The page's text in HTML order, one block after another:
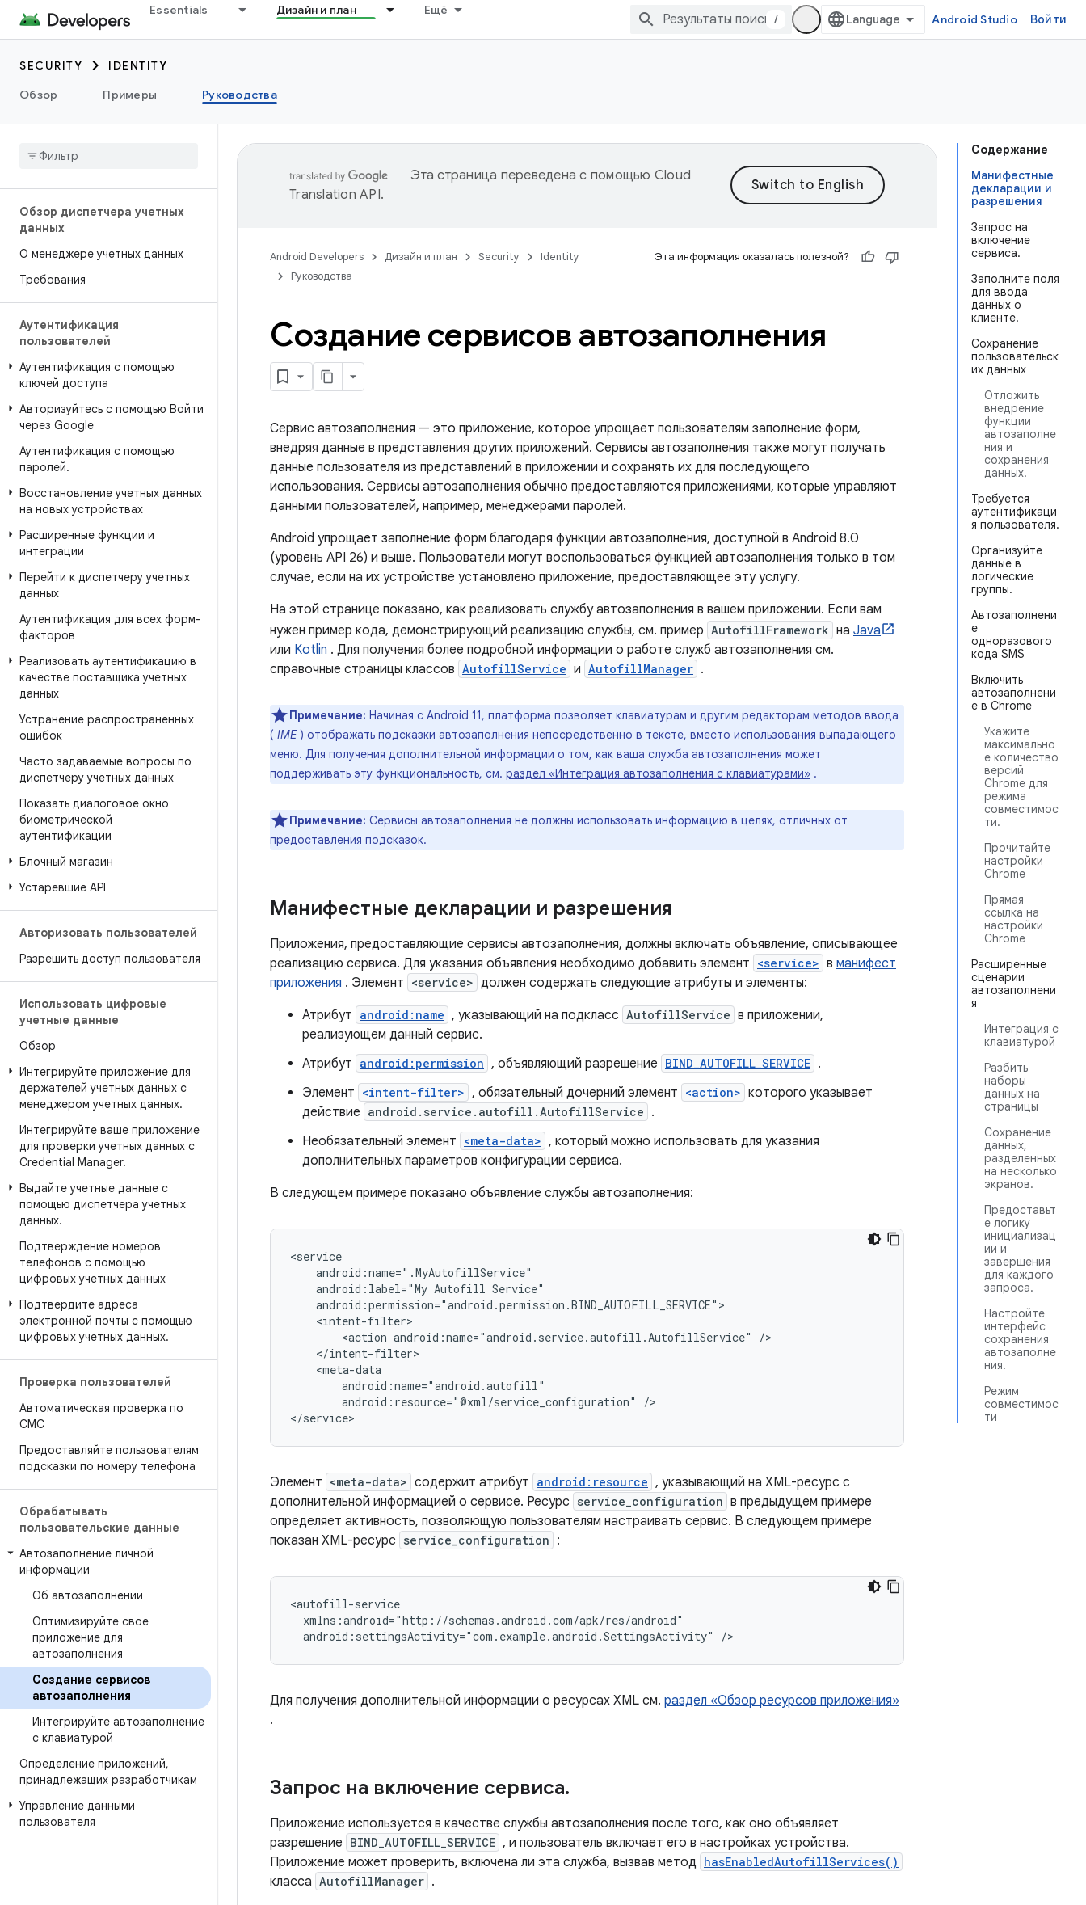
Essentials Дизайн и план Ещё
/ Android Studio Войти
SECURITY
IDENTITY
Обзор
Примеры Руководства
Обзор диспетчера учетных
данных
О менеджере учетных данных
Требования
Аутентификация
пользователей
Аутентификация с помощью
ключей доступа
Авторизуйтесь с помощью Войти
через Google
Аутентификация с помощью
паролей.
Восстановление учетных данных
на новых устройствах
Расширенные функции и
интеграции
Перейти к диспетчеру учетных
данных
Аутентификация для всех форм-
факторов
Реализовать аутентификацию в
качестве поставщика учетных
данных
Устранение распространенных
ошибок
Часто задаваемые вопросы по
диспетчеру учетных данных
Показать диалоговое окно
биометрической
аутентификации
Блочный магазин
Устаревшие API
Авторизовать пользователей
Разрешить доступ пользователя
Использовать цифровые
учетные данные
Обзор
Интегрируйте приложение для
держателей учетных данных с
менеджером учетных данных.
Интегрируйте ваше приложение
для проверки учетных данных с
Credential Manager.
Выдайте учетные данные с
помощью диспетчера учетных
данных.
Подтверждение номеров
телефонов с помощью
цифровых учетных данных
Подтвердите адреса
электронной почты с помощью
цифровых учетных данных.
Проверка пользователей
Автоматическая проверка по
СМС
Предоставляйте пользователям
подсказки по номеру телефона
Обрабатывать
пользовательские данные
Автозаполнение личной
информации
Об автозаполнении
Оптимизируйте свое
приложение для
автозаполнения
Создание сервисов
автозаполнения
Интегрируйте автозаполнение
с клавиатурой
Определение приложений,
принадлежащих разработчикам
Управление данными
пользователя
Содержание
Манифестные
декларации и
разрешения
Запрос на
включение
сервиса.
Заполните поля
для ввода
данных о
клиенте.
Сохранение
пользовательск
их данных
Отложить
внедрение
функции
автозаполне
ния и
сохранения
данных.
Требуется
аутентификаци
я пользователя.
Организуйте
данные в
логические
группы.
Автозаполнени
е
одноразового
кода SMS
Включить
автозаполнени
е в Chrome
Укажите
максимально
е количество
версий
Chrome для
режима
совместимос
ти.
Прочитайте
настройки
Chrome
Прямая
ссылка на
настройки
Chrome
Расширенные
сценарии
автозаполнени
я
Интеграция с
клавиатурой
Разбить
наборы
данных на
страницы
Сохранение
данных,
разделенных
на несколько
экранов.
Предоставьт
е логику
инициализац
ии и
завершения
для каждого
запроса.
Настройте
интерфейс
сохранения
автозаполне
ния.
Режим
совместимос
ти
Эта страница переведена с помощью Cloud
Translation API.
Android Developers Дизайн и план Security
Identity
Руководства
Эта информация оказалась полезной?
Создание сервисов автозаполнения
Сервис автозаполнения — это приложение, которое упрощает пользователям заполнение форм,
внедряя данные в представления других приложений. Сервисы автозаполнения также могут получать
данные пользователя из представлений в приложении и сохранять их для последующего
использования. Сервисы автозаполнения обычно предоставляются приложениями, которые управляют
данными пользователей, например, менеджерами паролей.
Android упрощает заполнение форм благодаря функции автозаполнения, доступной в Android 8.0
(уровень API 26) и выше. Пользователи могут воспользоваться функцией автозаполнения только в том
случае, если на их устройстве установлено приложение, предоставляющее эту услугу.
На этой странице показано, как реализовать службу автозаполнения в вашем приложении. Если вам
нужен пример кода, демонстрирующий реализацию службы, см. пример AutofillFramework на Java
или Kotlin . Для получения более подробной информации о работе служб автозаполнения см.
справочные страницы классов AutofillService и AutofillManager .
Примечание: Начиная с Android 11, платформа позволяет клавиатурам и другим редакторам методов ввода
( IME) отображать подсказки автозаполнения непосредственно в тексте, вместо использования выпадающего
меню. Для получения дополнительной информации о том, как ваша служба автозаполнения может
поддерживать эту функциональность, см. раздел «Интеграция автозаполнения с клавиатурами» .
Примечание: Сервисы автозаполнения не должны использовать информацию в целях, отличных от
предоставления подсказок.
Манифестные декларации и разрешения
Приложения, предоставляющие сервисы автозаполнения, должны включать объявление, описывающее
реализацию сервиса. Для указания объявления необходимо добавить элемент <service> в манифест
приложения . Элемент <service> должен содержать следующие атрибуты и элементы:
Атрибут android:name , указывающий на подкласс AutofillService в приложении,
реализующем данный сервис.
Атрибут android:permission , объявляющий разрешение BIND_AUTOFILL_SERVICE .
Элемент <intent-filter> , обязательный дочерний элемент <action> которого указывает
действие android.service.autofill.AutofillService .
Необязательный элемент <meta-data> , который можно использовать для указания
дополнительных параметров конфигурации сервиса.
В следующем примере показано объявление службы автозаполнения:
android:label="My Autofill
<action android:name="android.service.autofill.AutofillService"
android:resource="@xml/service_configuration"
/>
Элемент <meta-data> содержит атрибут android:resource , указывающий на XML-ресурс с
дополнительной информацией о сервисе. Ресурс service_configuration в предыдущем примере
определяет активность, позволяющую пользователям настраивать сервис. В следующем примере
показан XML-ресурс service_configuration :
android:settingsActivity="com.example.android.SettingsActivity"
Для получения дополнительной информации о ресурсах XML см. раздел «Обзор ресурсов приложения»
.
Запрос на включение сервиса.
Приложение используется в качестве службы автозаполнения после того, как оно объявляет
разрешение BIND_AUTOFILL_SERVICE , и пользователь включает его в настройках устройства.
Приложение может проверить, включена ли эта служба, вызвав метод hasEnabledAutofillServices()
класса AutofillManager .